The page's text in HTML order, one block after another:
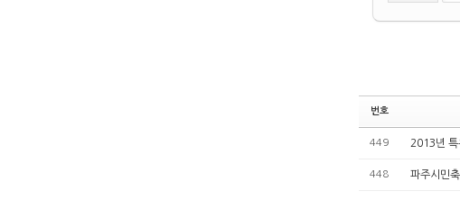
번호
449 2013년 특
448 파주시민